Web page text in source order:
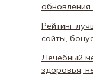
обновления
Рейтинг
сайты,
Лечебный
здоровья,